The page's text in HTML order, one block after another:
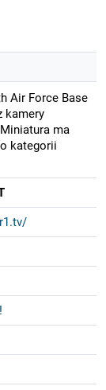
Air Force Base
kamery
ma
kategorii